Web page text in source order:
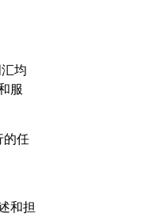
均
服
的任
和担